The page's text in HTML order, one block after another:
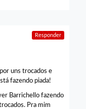
uns trocados e
fazendo piada!
Barrichello fazendo
Pra mim
Responder